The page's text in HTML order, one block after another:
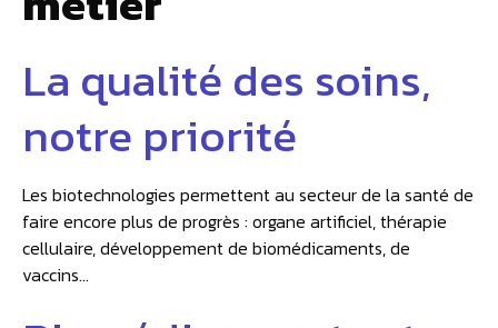
La qualité des soins,
notre priorité
Les biotechnologies permettent au secteur de la santé de
faire encore plus de progrès : organe artificiel, thérapie
cellulaire, développement de biomédicaments, de
vaccins…